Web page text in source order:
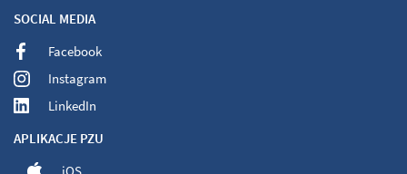
SOCIAL MEDIA
Facebook
Instagram
LinkedIn
APLIKACJE PZU